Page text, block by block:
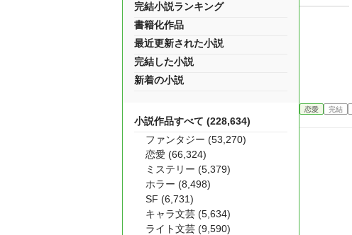
恋愛 完結
完結小説ランキング
書籍化作品
最近更新された小説
完結した小説
新着の小説
小説作品すべて (228,634)
ファンタジー (53,270)
恋愛 (66,324)
ミステリー (5,379)
ホラー (8,498)
SF (6,731)
キャラ文芸 (5,634)
ライト文芸 (9,590)